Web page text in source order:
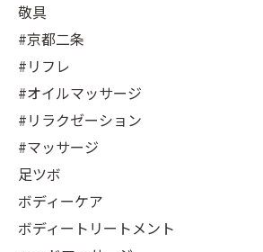
敬具
#京都二条
#リフレ
#オイルマッサージ
#リラクゼーション
#マッサージ
足ツボ
ボディーケア
ボディートリートメント